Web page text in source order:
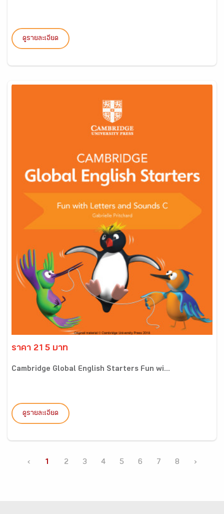
ดูรายละเอียด
ราคา 215 บาท
Cambridge Global English Starters Fun wi...
ดูรายละเอียด
‹ 1 2 3 4 5 6 7 8 ›